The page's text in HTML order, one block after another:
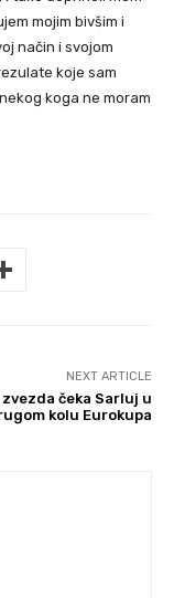
mojim bivšim i
način i svojom
koje sam
koga ne moram
NEXT ARTICLE
zvezda čeka Sarluj u
kolu Eurokupa